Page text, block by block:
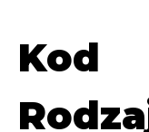
Kod